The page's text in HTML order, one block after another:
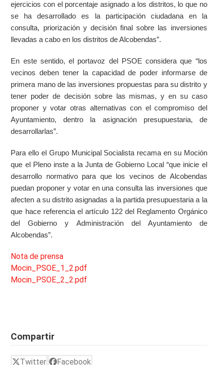
ejercicios con el porcentaje asignado a los distritos, lo que no
se ha desarrollado es la participación ciudadana en la
consulta, priorización y decisión final sobre las inversiones
llevadas a cabo en los distritos de Alcobendas”.
En este sentido, el portavoz del PSOE considera que “los
vecinos deben tener la capacidad de poder informarse de
primera mano de las inversiones propuestas para su distrito y
tener poder de decisión sobre las mismas, y en su caso
proponer y votar otras alternativas con el compromiso del
Ayuntamiento, dentro la asignación presupuestaria, de
desarrollarlas”.
Para ello el Grupo Municipal Socialista recama en su Moción
que el Pleno inste a la Junta de Gobierno Local “que inicie el
desarrollo normativo para que los vecinos de Alcobendas
puedan proponer y votar en una consulta las inversiones que
afecten a su distrito asignadas a la partida presupuestaria a la
que hace referencia el artículo 122 del Reglamento Orgánico
del Gobierno y Administración del Ayuntamiento de
Alcobendas”.
Nota de prensa
Mocin_PSOE_1_2.pdf
Mocin_PSOE_2_2.pdf
Compartir
Twitter Facebook